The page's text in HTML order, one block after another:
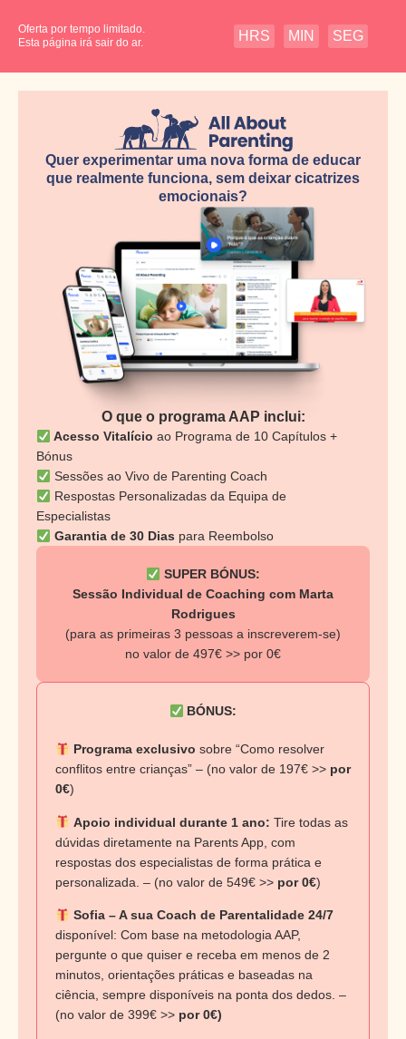
Oferta por tempo limitado.
Esta página irá sair do ar.
HRS MIN SEG
Quer experimentar uma nova forma de educar
que realmente funciona, sem deixar cicatrizes
emocionais?
O que o programa AAP inclui:
Acesso Vitalício ao Programa de 10 Capítulos +
Bónus
Sessões ao Vivo de Parenting Coach
Respostas Personalizadas da Equipa de
Especialistas
Garantia de 30 Dias para Reembolso
SUPER BÓNUS:
Sessão Individual de Coaching com Marta
Rodrigues
(para as primeiras 3 pessoas a inscreverem-se)
no valor de 497€ >> por 0€
BÓNUS:
Programa exclusivo sobre “Como resolver
conflitos entre crianças” – (no valor de 197€ >> por
0€)
Apoio individual durante 1 ano: Tire todas as
dúvidas diretamente na Parents App, com
respostas dos especialistas de forma prática e
personalizada. – (no valor de 549€ >> por 0€)
Sofia – A sua Coach de Parentalidade 24/7
disponível: Com base na metodologia AAP,
pergunte o que quiser e receba em menos de 2
minutos, orientações práticas e baseadas na
ciência, sempre disponíveis na ponta dos dedos. –
(no valor de 399€ >> por 0€)